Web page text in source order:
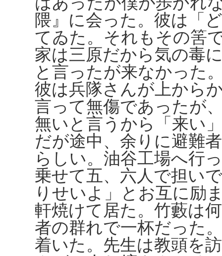
隈』に会った。彼は「
てゐた。それもその筈
家は三原だから気の毒
と言ったが来なかった
彼は兵隊さんが上から
言って無傷であったが
無いと言うから「来い
だが途中、余りに避難
らしい。油谷工場へ行
乗せて五、六人で担い
りせいよ」とお互に励
軒焼けて居た。竹藪は
者の群れで一杯だった
着いた。先生は教頭を